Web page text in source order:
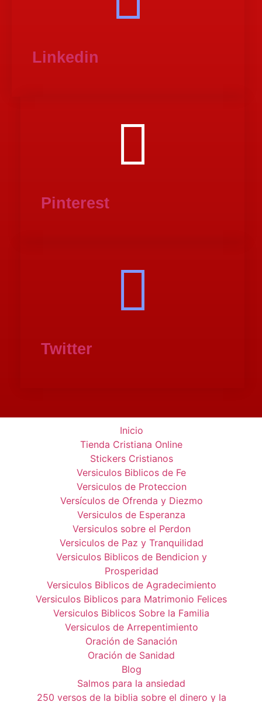
Linkedin
Pinterest
Twitter
Inicio
Tienda Cristiana Online
Stickers Cristianos
Versiculos Biblicos de Fe
Versiculos de Proteccion
Versículos de Ofrenda y Diezmo
Versiculos de Esperanza
Versiculos sobre el Perdon
Versiculos de Paz y Tranquilidad
Versiculos Biblicos de Bendicion y
Prosperidad
Versiculos Biblicos de Agradecimiento
Versiculos Biblicos para Matrimonio Felices
Versiculos Biblicos Sobre la Familia
Versiculos de Arrepentimiento
Oración de Sanación
Oración de Sanidad
Blog
Salmos para la ansiedad
250 versos de la biblia sobre el dinero y la